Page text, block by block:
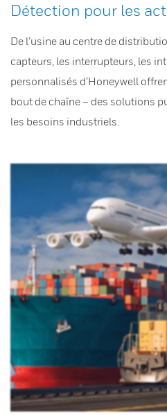
Détection pour les
De l’usine au centre de
capteurs, les interrupteurs, les
personnalisés d’Honeywell
bout de chaîne – des solutions
les besoins industriels.